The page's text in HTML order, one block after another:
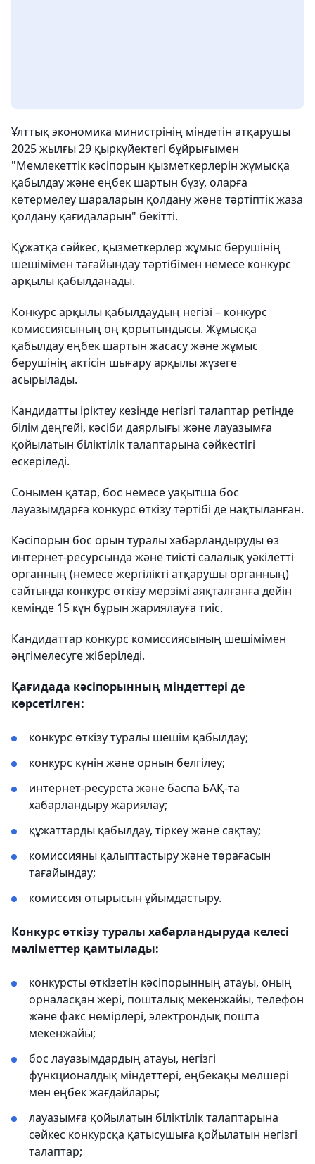
Ұлттық экономика министрінің міндетін атқарушы
2025 жылғы 29 қыркүйектегі бұйрығымен
"Мемлекеттік кәсіпорын қызметкерлерін жұмысқа
қабылдау және еңбек шартын бұзу, оларға
көтермелеу шараларын қолдану және тәртіптік жаза
қолдану қағидаларын" бекітті.
Құжатқа сәйкес, қызметкерлер жұмыс берушінің
шешімімен тағайындау тәртібімен немесе конкурс
арқылы қабылданады.
Конкурс арқылы қабылдаудың негізі – конкурс
комиссиясының оң қорытындысы. Жұмысқа
қабылдау еңбек шартын жасасу және жұмыс
берушінің актісін шығару арқылы жүзеге
асырылады.
Кандидатты іріктеу кезінде негізгі талаптар ретінде
білім деңгейі, кәсіби даярлығы және лауазымға
қойылатын біліктілік талаптарына сәйкестігі
ескеріледі.
Сонымен қатар, бос немесе уақытша бос
лауазымдарға конкурс өткізу тәртібі де нақтыланған.
Кәсіпорын бос орын туралы хабарландыруды өз
интернет-ресурсында және тиісті салалық уәкілетті
органның (немесе жергілікті атқарушы органның)
сайтында конкурс өткізу мерзімі аяқталғанға дейін
кемінде 15 күн бұрын жариялауға тиіс.
Кандидаттар конкурс комиссиясының шешімімен
әңгімелесуге жіберіледі.
Қағидада кәсіпорынның міндеттері де
көрсетілген:
конкурс өткізу туралы шешім қабылдау;
конкурс күнін және орнын белгілеу;
интернет-ресурста және баспа БАҚ-та
хабарландыру жариялау;
құжаттарды қабылдау, тіркеу және сақтау;
комиссияны қалыптастыру және төрағасын
тағайындау;
комиссия отырысын ұйымдастыру.
Конкурс өткізу туралы хабарландыруда келесі
мәліметтер қамтылады:
конкурсты өткізетін кәсіпорынның атауы, оның
орналасқан жері, пошталық мекенжайы, телефон
және факс нөмірлері, электрондық пошта
мекенжайы;
бос лауазымдардың атауы, негізгі
функционалдық міндеттері, еңбекақы мөлшері
мен еңбек жағдайлары;
лауазымға қойылатын біліктілік талаптарына
сәйкес конкурсқа қатысушыға қойылатын негізгі
талаптар;